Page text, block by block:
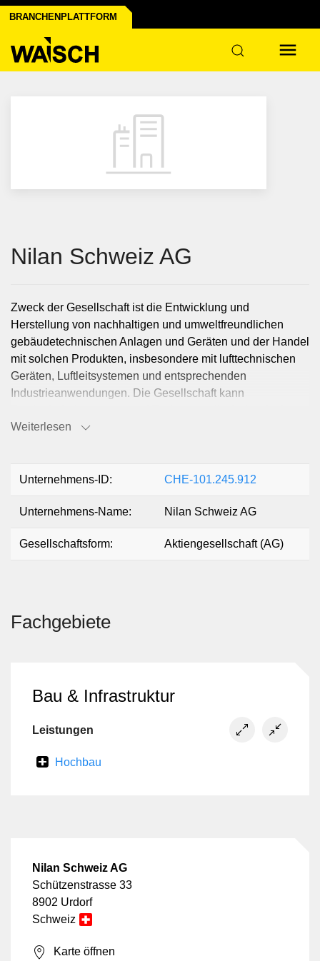
BRANCHENPLATTFORM
Nilan Schweiz AG
Zweck der Gesellschaft ist die Entwicklung und
Herstellung von nachhaltigen und umweltfreundlichen
gebäudetechnischen Anlagen und Geräten und der Handel
mit solchen Produkten, insbesondere mit lufttechnischen
Geräten, Luftleitsystemen und entsprechenden
Industrieanwendungen. Die Gesellschaft kann
und Ausland errichten. Sie ist berechtigt, im In- und
Übrigen alle kommerziellen, finanziellen und anderen
des Gesellschaftszweckes zu fördern oder zu erleichtern.
Weiterlesen
Unternehmens-ID: CHE-101.245.912
Unternehmens-Name: Nilan Schweiz AG
Gesellschaftsform: Aktiengesellschaft (AG)
Fachgebiete
Bau & Infrastruktur
Leistungen
Hochbau
Nilan Schweiz AG
Schützenstrasse 33
8902 Urdorf
Schweiz
Karte öffnen